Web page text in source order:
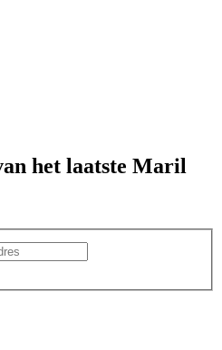
het laatste Maril